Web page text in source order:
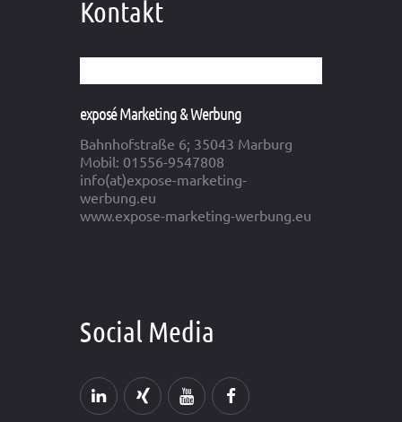
Kontakt
exposé Marketing & Werbung
Bahnhofstraße 6; 35043 Marburg
Mobil: 01556-9547808
info(at)expose-marketing-
werbung.eu
www.expose-marketing-werbung.eu
Social Media